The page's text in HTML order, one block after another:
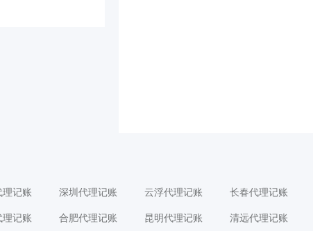
理记账 深圳代理记账 云浮代理记账 长春代理记账
理记账 合肥代理记账 昆明代理记账 清远代理记账